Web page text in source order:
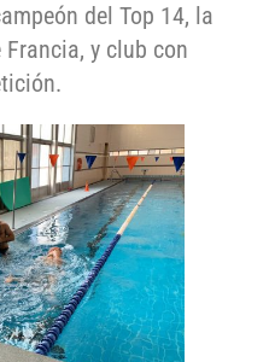
del Top 14, la
y club con